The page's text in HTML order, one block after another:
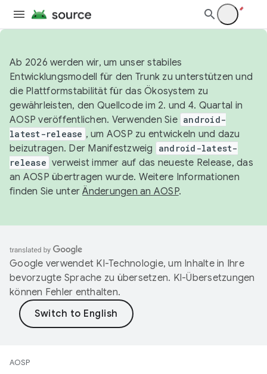
Ab 2026 werden wir, um unser stabiles
Entwicklungsmodell für den Trunk zu unterstützen und
die Plattformstabilität für das Ökosystem zu
gewährleisten, den Quellcode im 2. und 4. Quartal in
AOSP veröffentlichen. Verwenden Sie android-
latest-release , um AOSP zu entwickeln und dazu
beizutragen. Der Manifestzweig
android-latest-
release verweist immer auf das neueste Release, das
an AOSP übertragen wurde. Weitere Informationen
finden Sie unterÄnderungen an AOSP.
Google verwendet KI-Technologie, um Inhalte in Ihre
bevorzugte Sprache zu übersetzen. KI-Übersetzungen
können Fehler enthalten.
AOSP